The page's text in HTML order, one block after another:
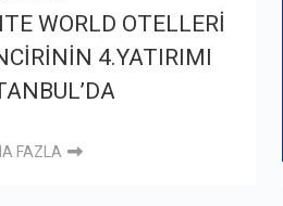
WORLD OTELLERİ
4.YATIRIMI
FAZLA